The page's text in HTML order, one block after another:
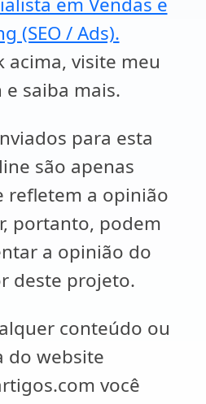
(SEO / Ads).
acima, visite meu
e saiba mais.
para esta
são apenas
refletem a opinião
portanto, podem
a opinião do
deste projeto.
conteúdo ou
do website
você